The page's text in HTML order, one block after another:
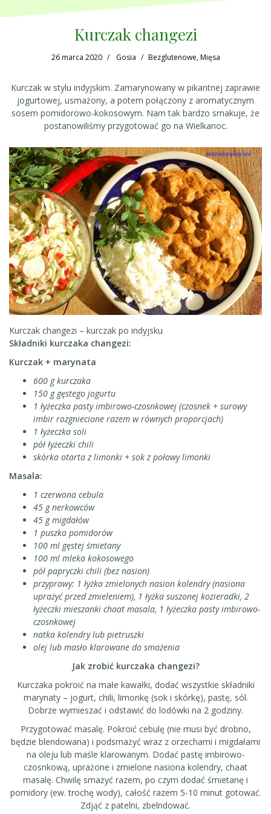
Kurczak changezi
26 marca 2020 Gosia Bezglutenowe,Mięsa
Kurczak w stylu indyjskim. Zamarynowany w pikantnej zaprawie
jogurtowej, usmażony, a potem połączony z aromatycznym
sosem pomidorowo-kokosowym. Nam tak bardzo smakuje, że
postanowiliśmy przygotować go na Wielkanoc.
Kurczak changezi – kurczak po indyjsku
Składniki kurczaka changezi:
Kurczak + marynata
600 g kurczaka
150 g gęstego jogurtu
1 łyżeczka pasty imbirowo-czosnkowej (czosnek + surowy
imbir rozgniecione razem w równych proporcjach)
1 łyżeczka soli
pół łyżeczki chili
skórka otarta z limonki + sok z połowy limonki
Masala:
1 czerwona cebula
45 g nerkowców
45 g migdałów
1 puszka pomidorów
100 ml gęstej śmietany
100 ml mleka kokosowego
pół papryczki chili (bez nasion)
przyprawy: 1 łyżka zmielonych nasion kolendry (nasiona
uprażyć przed zmieleniem), 1 łyżka suszonej kozieradki, 2
łyżeczki mieszanki chaat masala, 1 łyżeczka pasty imbirowo-
czosnkowej
natka kolendry lub pietruszki
olej lub masło klarowane do smażenia
Jak zrobić kurczaka changezi?
Kurczaka pokroić na małe kawałki, dodać wszystkie składniki
marynaty – jogurt, chili, limonkę (sok i skórkę), pastę, sól.
Dobrze wymieszać i odstawić do lodówki na 2 godziny.
Przygotować masalę. Pokroić cebulę (nie musi być drobno,
będzie blendowana) i podsmażyć wraz z orzechami i migdałami
na oleju lub maśle klarowanym. Dodać pastę imbirowo-
czosnkową, uprażone i zmielone nasiona kolendry, chaat
masalę. Chwilę smażyć razem, po czym dodać śmietanę i
pomidory (ew. trochę wody), całość razem 5-10 minut gotować.
Zdjąć z patelni, zbelndować.